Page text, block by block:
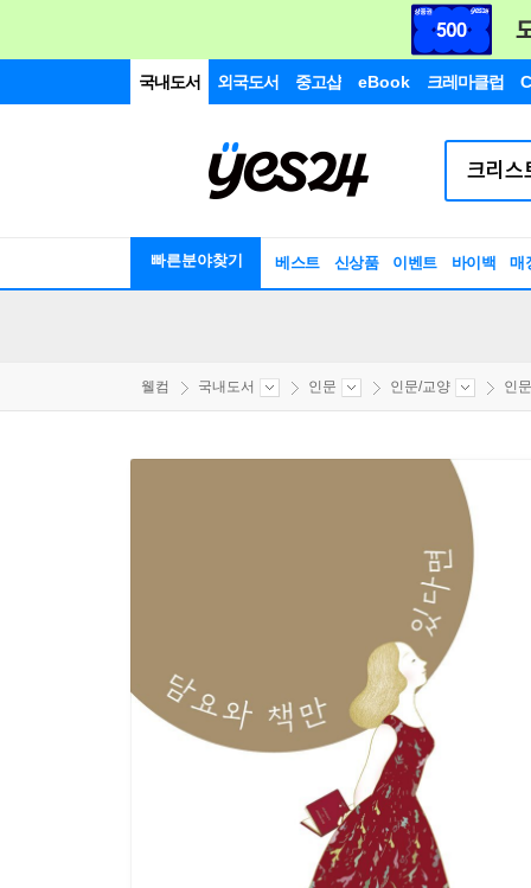
국내도서 외국도서 중고샵 eBook 크레마클럽
빠른분야찾기 베스트 신상품 이벤트 바이백 매
웰컴 국내도서 인문 인문/교양 인